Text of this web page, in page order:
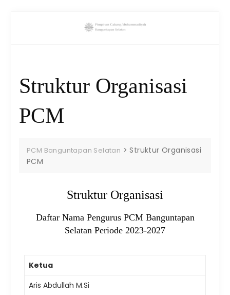
Struktur Organisasi
PCM
PCM Banguntapan Selatan >Struktur Organisasi
PCM
Struktur Organisasi
Daftar Nama Pengurus PCM Banguntapan
Selatan Periode 2023-2027
Ketua
Aris Abdullah M.Si